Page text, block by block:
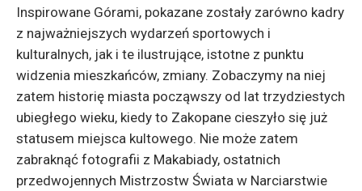
Inspirowane Górami, pokazane zostały zarówno kadry
z najważniejszych wydarzeń sportowych i
kulturalnych, jak i te ilustrujące, istotne z punktu
widzenia mieszkańców, zmiany. Zobaczymy na niej
zatem historię miasta począwszy od lat trzydziestych
ubiegłego wieku, kiedy to Zakopane cieszyło się już
statusem miejsca kultowego. Nie może zatem
zabraknąć fotografii z Makabiady, ostatnich
przedwojennych Mistrzostw Świata w Narciarstwie